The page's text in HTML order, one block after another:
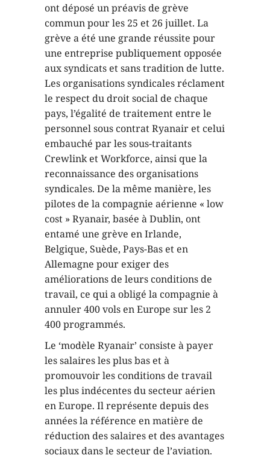
ont déposé un préavis de grève
commun pour les 25 et 26 juillet. La
grève a été une grande réussite pour
une entreprise publiquement opposée
aux syndicats et sans tradition de lutte.
Les organisations syndicales réclament
le respect du droit social de chaque
pays, l’égalité de traitement entre le
personnel sous contrat Ryanair et celui
embauché par les sous-traitants
Crewlink et Workforce, ainsi que la
reconnaissance des organisations
syndicales. De la même manière, les
pilotes de la compagnie aérienne « low
cost » Ryanair, basée à Dublin, ont
entamé une grève en Irlande,
Belgique, Suède, Pays-Bas et en
Allemagne pour exiger des
améliorations de leurs conditions de
travail, ce qui a obligé la compagnie à
annuler 400 vols en Europe sur les 2
400 programmés.
Le ‘modèle Ryanair’ consiste à payer
les salaires les plus bas et à
promouvoir les conditions de travail
les plus indécentes du secteur aérien
en Europe. Il représente depuis des
années la référence en matière de
réduction des salaires et des avantages
sociaux dans le secteur de l’aviation.